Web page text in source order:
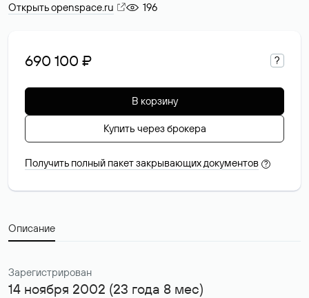
Открыть openspace.ru 196
690 100 ₽ ?
В корзину
Купить через брокера
Получить полный пакет закрывающих документов ?
Описание
Зарегистрирован
14 ноября 2002 (23 года 8 мес)